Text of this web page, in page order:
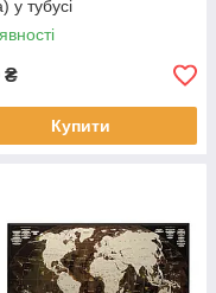
у тубусі
₴
Купити